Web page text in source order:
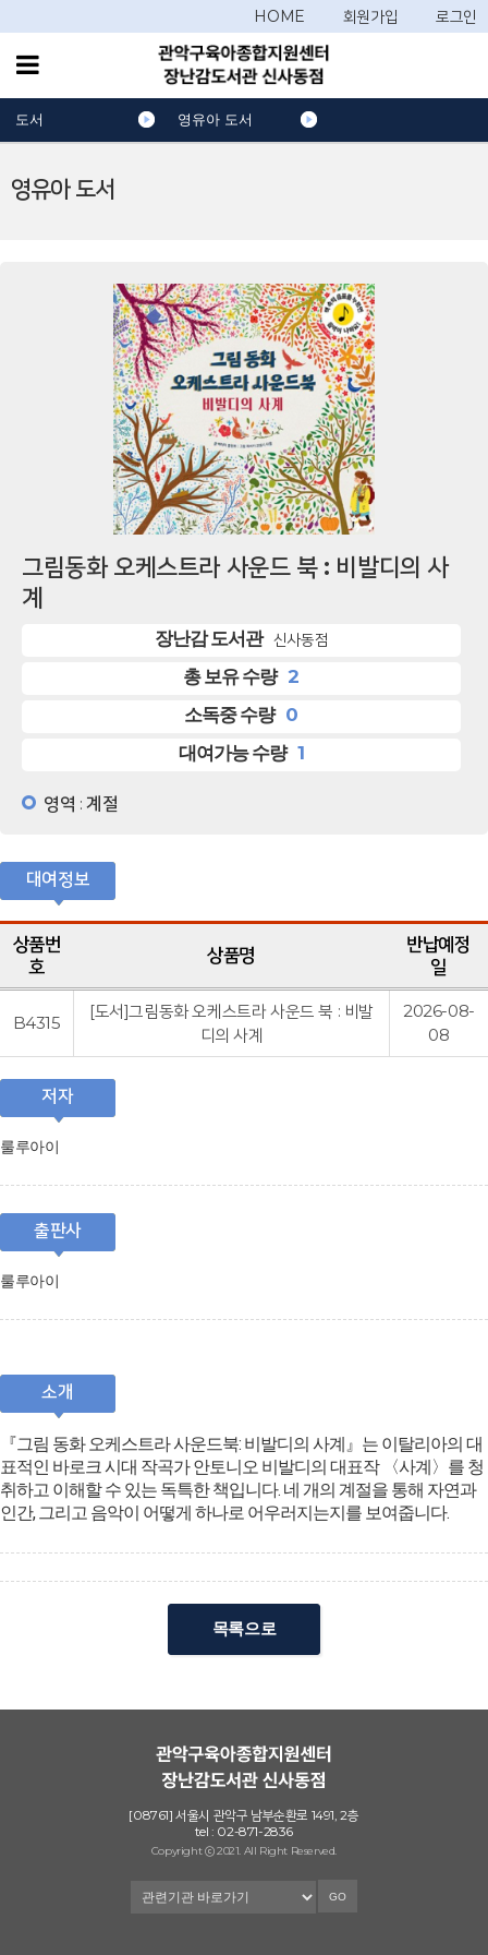
HOME 회원가입 로그인
영유아 도서
도서 영유아 도서
그림동화 오케스트라 사운드 북 : 비발디의 사
계
장난감 도서관 신사동점
총 보유 수량 2
소독중 수량 0
대여가능 수량 1
영역 :계절
대여정보
상품번
호
상품명
반납예정
일
B4315
[도서]그림동화 오케스트라 사운드 북 : 비발
디의 사계
2026-08-
08
저자
룰루아이
출판사
룰루아이
소개
『그림 동화 오케스트라 사운드북: 비발디의 사계』는 이탈리아의 대
표적인 바로크 시대 작곡가 안토니오 비발디의 대표작 〈사계〉를 청
취하고 이해할 수 있는 독특한 책입니다. 네 개의 계절을 통해 자연과
인간, 그리고 음악이 어떻게 하나로 어우러지는지를 보여줍니다.
목록으로
[08761] 서울시 관악구 남부순환로 1491, 2층
tel : 02-871-2836
Copyright ⓒ 2021. All Right Reserved.
GO